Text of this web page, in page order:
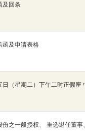
及回条
函及申请表格
日（星期二）下午二时正假
之一般授权、 重选退任董